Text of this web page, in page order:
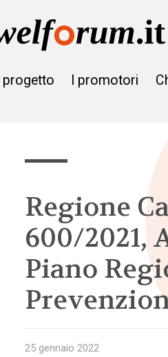
Il progetto I promotori
Regione
600/2021,
Piano
25 gennaio 2022